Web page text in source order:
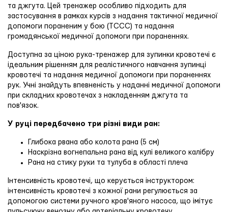
та джгута. Цей тренажер особливо підходить для
застосування в рамках курсів з надання тактичної медичної
допомоги пораненим у бою (TCCC) та надання
громадянської медичної допомоги при пораненнях.
Доступна за ціною рука-тренажер для зупинки кровотечі є
ідеальним рішенням для реалістичного навчання зупинці
кровотечі та надання медичної допомоги при пораненнях
рук. Учні знайдуть впевненість у наданні медичної допомоги
при складних кровотечах з накладенням джгута та
пов'язок.
У руці передбачено три різні види ран:
Глибока рвана або колота рана (5 см)
Наскрізна вогнепальна рана від кулі великого калібру
Рана на стику руки та тулуба в області плеча
Інтенсивність кровотечі, що керується інструктором:
інтенсивність кровотечі з кожної рани регулюється за
допомогою системи ручного кров'яного насоса, що імітує